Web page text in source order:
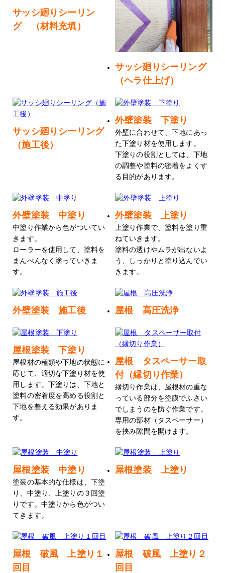
サッシ廻りシーリン
グ （材料充填）
サッシ廻りシーリング
（ヘラ仕上げ）
サッシ廻りシーリング
（施工後）
外壁塗装 下塗り
外壁に合わせて、下地にあっ
た下塗り材を使用します。
下塗りの役割としては、下地
の調整や塗料の密着をよくす
る目的があります。
外壁塗装 中塗り
中塗り作業から色がついてい
きます。
ローラーを使用して、塗料を
まんべんなく塗っていきま
す。
外壁塗装 上塗り
上塗り作業で、塗料を塗り重
ねていきます。
塗料の透けやムラが出ないよ
う、しっかりと塗り込んでい
きます。
外壁塗装 施工後 屋根 高圧洗浄
屋根塗装 下塗り
屋根材の種類や下地の状態に
応じて、適切な下塗り材を使
用します。下塗りは、下地と
塗料の密着度を高める役割と
下地を整える効果がありま
す。
屋根 タスペーサー取
付（縁切り作業）
縁切り作業は、屋根材の重な
っている部分を塗膜でふさい
でしまうのを防ぐ作業です。
専用の部材（タスペーサー）
を挟み隙間を開けます。
屋根塗装 中塗り
塗装の基本的な仕様は、下塗
り、中塗り、上塗りの３回塗
りです。中塗りから色がつい
てきます。
屋根塗装 上塗り
屋根 破風 上塗り１
回目
屋根 破風 上塗り２
回目